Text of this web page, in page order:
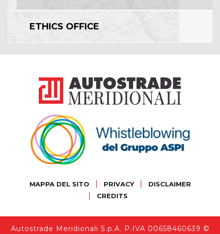
ETHICS OFFICE
MAPPA DEL SITO PRIVACY DISCLAIMER
CREDITS
Autostrade Meridionali S.p.A. P.IVA 00658460639 ©